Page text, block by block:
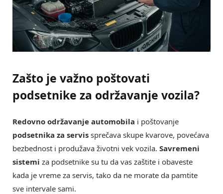
Zašto je važno poštovati
podsetnike za održavanje vozila?
Redovno održavanje automobila i poštovanje
podsetnika za servis sprečava skupe kvarove, povećava
bezbednost i produžava životni vek vozila. Savremeni
sistemi za podsetnike su tu da vas zaštite i obaveste
kada je vreme za servis, tako da ne morate da pamtite
sve intervale sami.